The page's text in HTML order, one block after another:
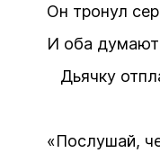
Он тронул
И оба
Дьячку
«Послушай,